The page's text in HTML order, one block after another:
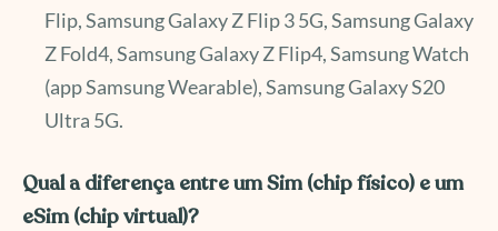
Flip, Samsung Galaxy Z Flip 3 5G, Samsung Galaxy
Z Fold4, Samsung Galaxy Z Flip4, Samsung Watch
(app Samsung Wearable), Samsung Galaxy S20
Ultra 5G.
Qual a diferença entre um Sim (chip físico) e um
eSim (chip virtual)?